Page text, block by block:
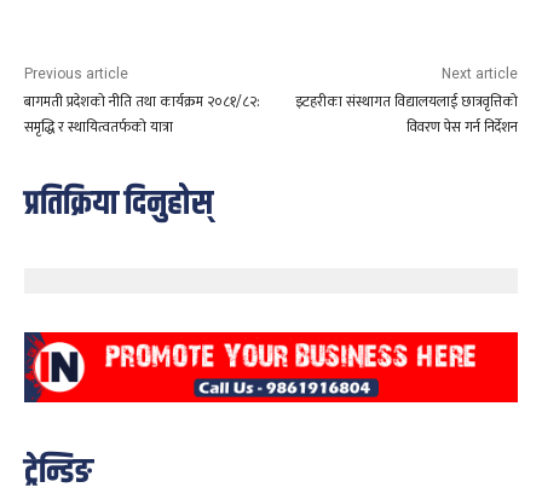
Previous article
बागमती प्रदेशको नीति तथा कार्यक्रम २०८१/८२:
समृद्धि र स्थायित्वतर्फको यात्रा
Next article
इटहरीका संस्थागत विद्यालयलाई छात्रवृत्तिको
विवरण पेस गर्न निर्देशन
प्रतिक्रिया दिनुहोस्
ट्रेन्डिङ